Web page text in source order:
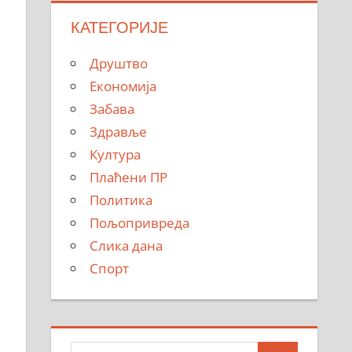
КАТЕГОРИЈЕ
Друштво
Економија
Забава
Здравље
Култура
Плаћени ПР
Политика
Пољопривреда
Слика дана
Спорт